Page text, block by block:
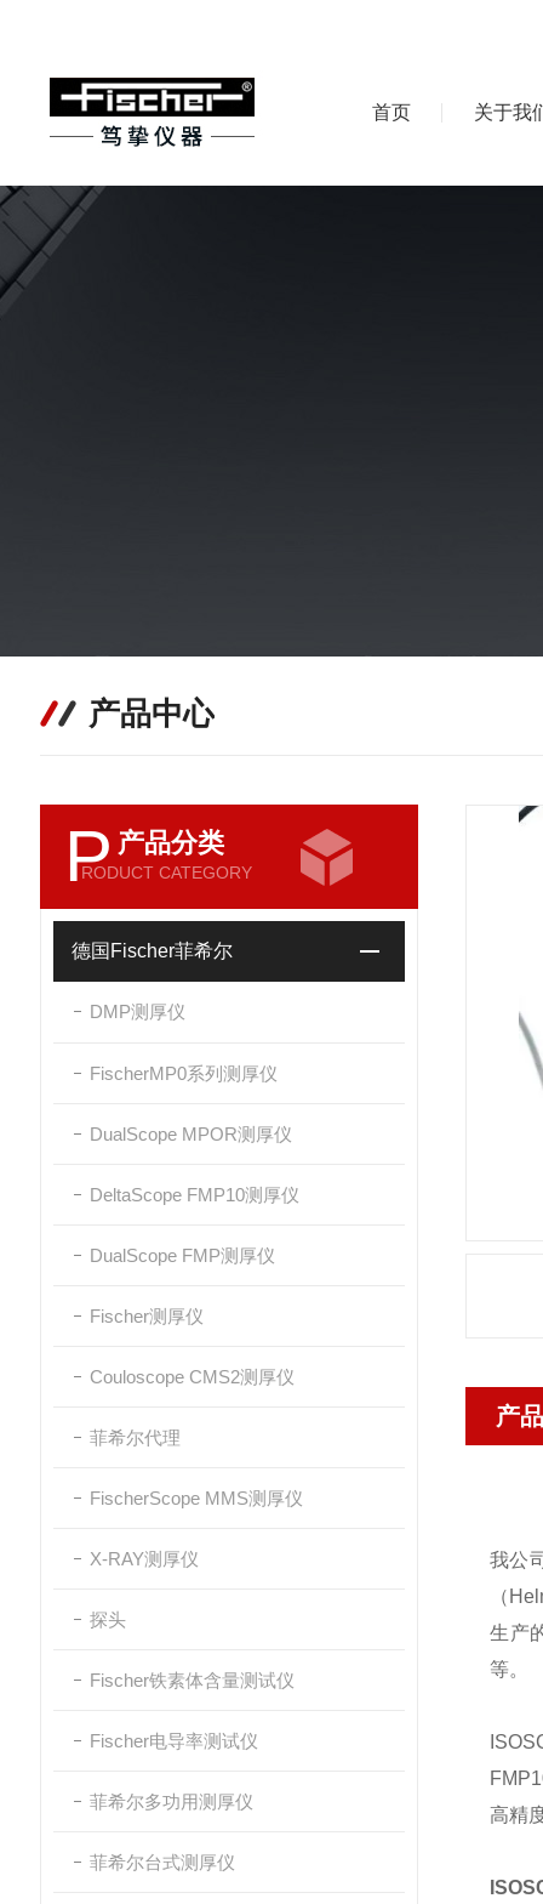
首页 关于我
产品中心
P 产品分类
RODUCT CATEGORY
德国Fischer菲希尔
DMP测厚仪
FischerMP0系列测厚仪
DualScope MPOR测厚仪
DeltaScope FMP10测厚仪
DualScope FMP测厚仪
Fischer测厚仪
Couloscope CMS2测厚仪
菲希尔代理
FischerScope MMS测厚仪
X-RAY测厚仪
探头
Fischer铁素体含量测试仪
Fischer电导率测试仪
菲希尔多功用测厚仪
菲希尔台式测厚仪
产
我公
（
生产
等。
高精